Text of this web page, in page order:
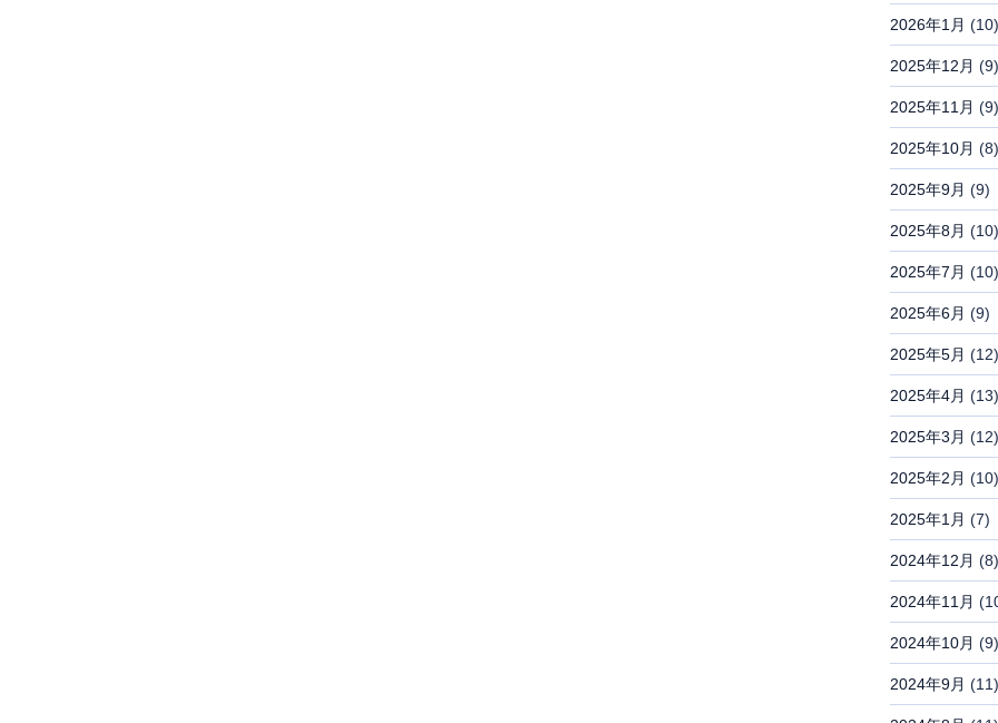
2026年1月 (10)
2025年12月 (9)
2025年11月 (9)
2025年10月 (8)
2025年9月 (9)
2025年8月 (10)
2025年7月 (10)
2025年6月 (9)
2025年5月 (12)
2025年4月 (13)
2025年3月 (12)
2025年2月 (10)
2025年1月 (7)
2024年12月 (8)
2024年11月
2024年10月 (9)
2024年9月 (11)